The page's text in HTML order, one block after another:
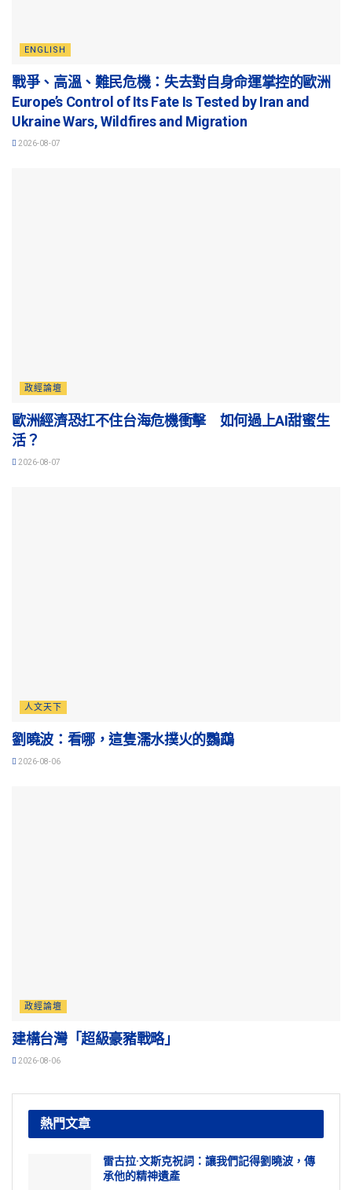
ENGLISH
戰爭、高溫、難民危機：失去對自身命運掌控的歐洲
Europe’s Control of Its Fate Is Tested by Iran and
Ukraine Wars, Wildfires and Migration
2026-08-07
政經論壇
歐洲經濟恐扛不住台海危機衝擊 如何過上AI甜蜜生
活？
2026-08-07
人文天下
劉曉波：看哪，這隻濡水撲火的鸚鵡
2026-08-06
政經論壇
建構台灣「超級豪豬戰略」
2026-08-06
熱門文章
雷古拉·文斯克祝詞：讓我們記得劉曉波，傳
承他的精神遺產